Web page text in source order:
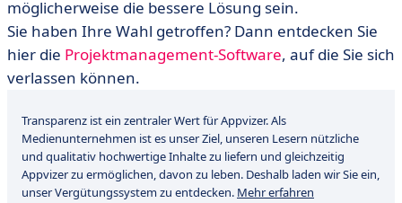
möglicherweise die bessere Lösung sein.
Sie haben Ihre Wahl getroffen? Dann entdecken Sie
hier die Projektmanagement-Software, auf die Sie sich
verlassen können.
Transparenz ist ein zentraler Wert für Appvizer. Als
Medienunternehmen ist es unser Ziel, unseren Lesern nützliche
und qualitativ hochwertige Inhalte zu liefern und gleichzeitig
Appvizer zu ermöglichen, davon zu leben. Deshalb laden wir Sie ein,
unser Vergütungssystem zu entdecken. Mehr erfahren